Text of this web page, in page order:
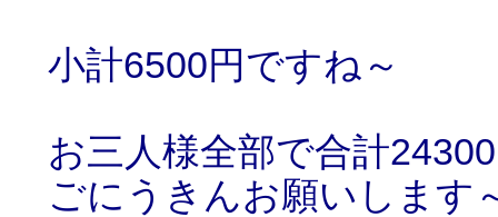
小計6500円ですね～
お三人様全部で合計
ごにうきんお願いします